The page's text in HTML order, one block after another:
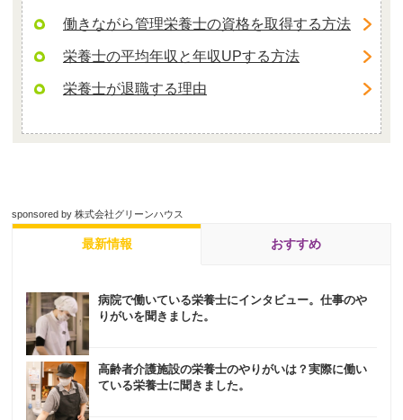
働きながら管理栄養士の資格を取得する方法
栄養士の平均年収と年収UPする方法
栄養士が退職する理由
sponsored by 株式会社グリーンハウス
最新情報 おすすめ
病院で働いている栄養士にインタビュー。仕事のや
りがいを聞きました。
高齢者介護施設の栄養士のやりがいは？実際に働い
ている栄養士に聞きました。